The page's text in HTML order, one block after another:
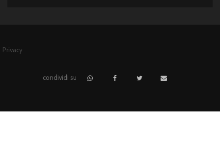
Privacy
condividi su